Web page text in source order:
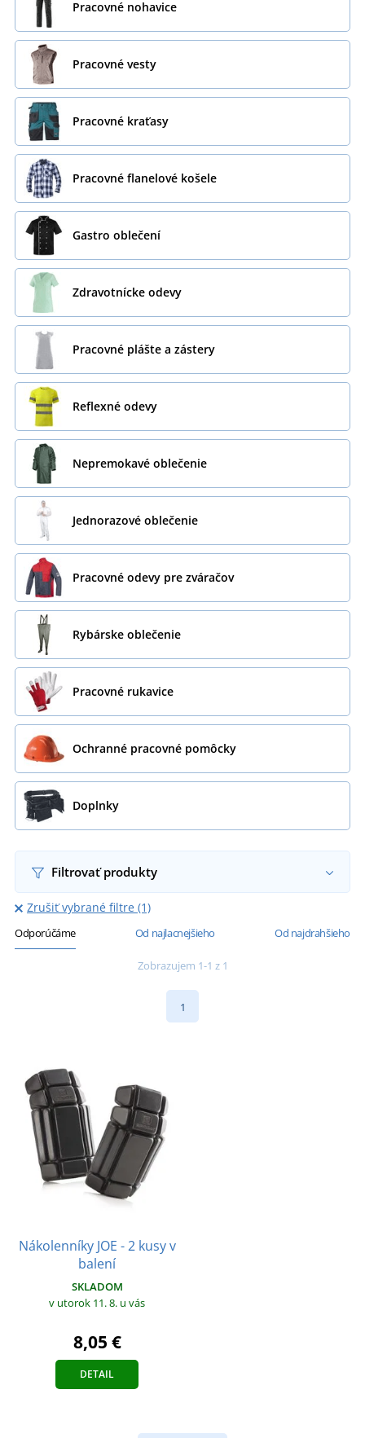
Pracovné nohavice
Pracovné vesty
Pracovné kraťasy
Pracovné flanelové košele
Gastro oblečení
Zdravotnícke odevy
Pracovné plášte a zástery
Reflexné odevy
Nepremokavé oblečenie
Jednorazové oblečenie
Pracovné odevy pre zváračov
Rybárske oblečenie
Pracovné rukavice
Ochranné pracovné pomôcky
Doplnky
Filtrovať produkty
Zrušiť vybrané filtre (1)
Odporúčáme Od najlacnejšieho Od najdrahšieho
Zobrazujem 1-1 z 1
1
Nákolenníky JOE - 2 kusy v
balení
SKLADOM
v utorok 11. 8. u vás
8,05 €
DETAIL